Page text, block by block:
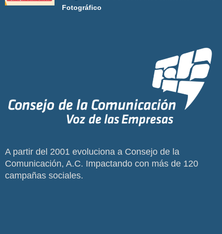
Fotográfico
A partir del 2001 evoluciona a Consejo de la
Comunicación, A.C. Impactando con más de 120
campañas sociales.